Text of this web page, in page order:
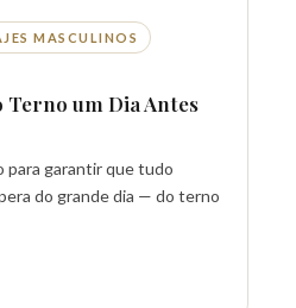
MASCULINOS
um Dia Antes
para garantir que tudo
do grande dia — do terno